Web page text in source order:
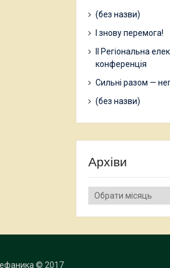
(без назви)
І знову перемога!
ІІ Регіональна
конференція
Сильні разом —
(без назви)
Архіви
Архіви
© 2017